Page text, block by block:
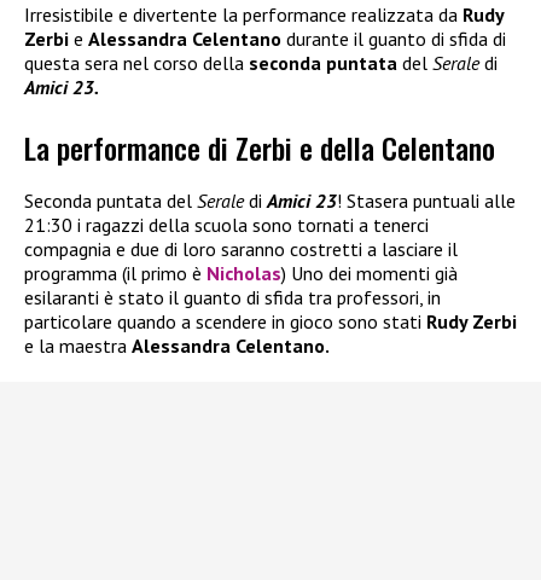
Irresistibile e divertente la performance realizzata da Rudy
Zerbi e Alessandra Celentano durante il guanto di sfida di
questa sera nel corso della seconda puntata del Seraledi
Amici 23.
La performance di Zerbi e della Celentano
Seconda puntata del SeralediAmici 23! Stasera puntuali alle
21:30 i ragazzi della scuola sono tornati a tenerci
compagnia e due di loro saranno costretti a lasciare il
programma (il primo è Nicholas) Uno dei momenti già
esilaranti è stato il guanto di sfida tra professori, in
particolare quando a scendere in gioco sono stati Rudy Zerbi
e la maestra Alessandra Celentano.